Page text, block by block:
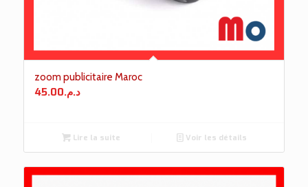
zoom publicitaire Maroc
د.م.45.00
Lire la suite Voir les détails